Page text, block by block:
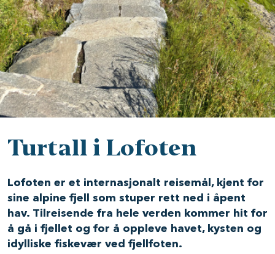
Turtall i Lofoten
Lofoten er et internasjonalt reisemål, kjent for
sine alpine fjell som stuper rett ned i åpent
hav. Tilreisende fra hele verden kommer hit for
å gå i fjellet og for å oppleve havet, kysten og
idylliske fiskevær ved fjellfoten.